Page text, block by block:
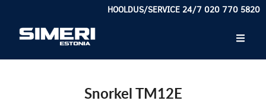
HOOLDUS/SERVICE 24/7 020 770 5820
Snorkel TM12E